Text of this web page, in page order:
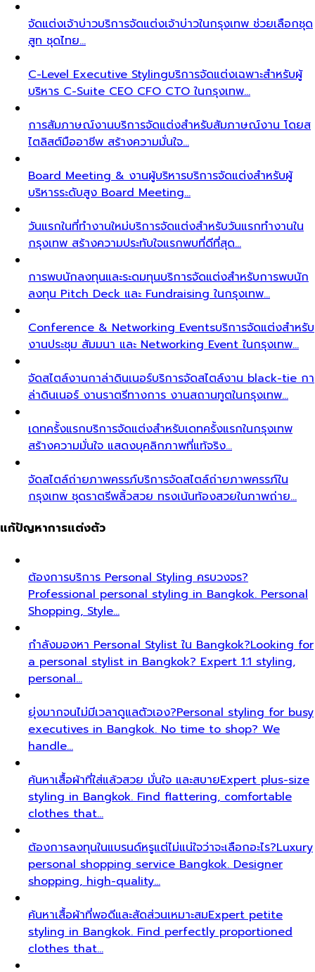
จัดแต่งเจ้าบ่าวบริการจัดแต่งเจ้าบ่าวในกรุงเทพ ช่วยเลือกชุด
สูท ชุดไทย…
C-Level Executive Stylingบริการจัดแต่งเฉพาะสำหรับผู้
บริหาร C-Suite CEO CFO CTO ในกรุงเทพ…
การสัมภาษณ์งานบริการจัดแต่งสำหรับสัมภาษณ์งาน โดยส
ไตลิสต์มืออาชีพ สร้างความมั่นใจ…
Board Meeting & งานผู้บริหารบริการจัดแต่งสำหรับผู้
บริหารระดับสูง Board Meeting…
วันแรกในที่ทำงานใหม่บริการจัดแต่งสำหรับวันแรกทำงานใน
กรุงเทพ สร้างความประทับใจแรกพบที่ดีที่สุด…
การพบนักลงทุนและระดมทุนบริการจัดแต่งสำหรับการพบนัก
ลงทุน Pitch Deck และ Fundraising ในกรุงเทพ…
Conference & Networking Eventsบริการจัดแต่งสำหรับ
งานประชุม สัมมนา และ Networking Event ในกรุงเทพ…
จัดสไตล์งานกาล่าดินเนอร์บริการจัดสไตล์งาน black-tie กา
ล่าดินเนอร์ งานราตรีทางการ งานสถานทูตในกรุงเทพ…
เดทครั้งแรกบริการจัดแต่งสำหรับเดทครั้งแรกในกรุงเทพ
สร้างความมั่นใจ แสดงบุคลิกภาพที่แท้จริง…
จัดสไตล์ถ่ายภาพครรภ์บริการจัดสไตล์ถ่ายภาพครรภ์ใน
กรุงเทพ ชุดราตรีพลิ้วสวย ทรงเน้นท้องสวยในภาพถ่าย…
แก้ปัญหาการแต่งตัว
ต้องการบริการ Personal Styling ครบวงจร?
Professional personal styling in Bangkok. Personal
Shopping, Style…
กำลังมองหา Personal Stylist ใน Bangkok?Looking for
a personal stylist in Bangkok? Expert 1:1 styling,
personal…
ยุ่งมากจนไม่มีเวลาดูแลตัวเอง?Personal styling for busy
executives in Bangkok. No time to shop? We
handle…
ค้นหาเสื้อผ้าที่ใส่แล้วสวย มั่นใจ และสบายExpert plus-size
styling in Bangkok. Find flattering, comfortable
clothes that…
ต้องการลงทุนในแบรนด์หรูแต่ไม่แน่ใจว่าจะเลือกอะไร?Luxury
personal shopping service Bangkok. Designer
shopping, high-quality…
ค้นหาเสื้อผ้าที่พอดีและสัดส่วนเหมาะสมExpert petite
styling in Bangkok. Find perfectly proportioned
clothes that…